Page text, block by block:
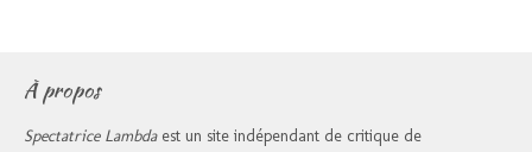
À propos
Spectatrice Lambdaest un site indépendant de critique de